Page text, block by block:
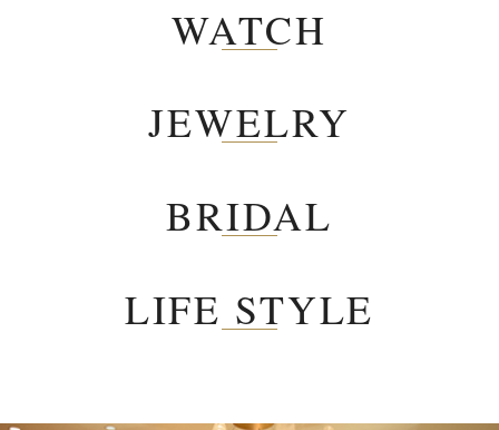
WATCH
JEWELRY
BRIDAL
LIFE STYLE